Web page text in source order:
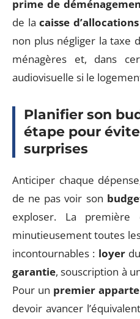
prime de
de lacaisse
non plus négliger la taxe
ménagères et, dans
audiovisuelle si le
Planifier son
étape pour
surprises
Anticiper chaque
de ne pas voir son
exploser. La
minutieusement toutes
incontournables : loyer
garantie, souscription à
Pour un premier
devoir avancer